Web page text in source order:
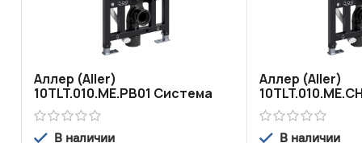
Аллер (Aller)
10TLT.010.ME.PB01 Система
инсталляции для унитазов
В наличии
Аллер (Aller)
инсталляции
В наличии